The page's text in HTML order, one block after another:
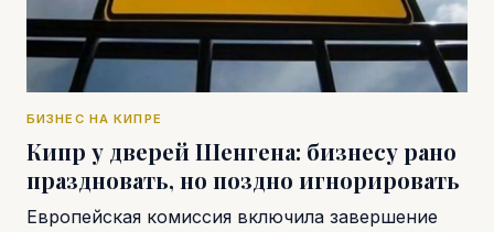
БИЗНЕС НА КИПРЕ
Кипр у дверей Шенгена: бизнесу рано
праздновать, но поздно игнорировать
Европейская комиссия включила завершение